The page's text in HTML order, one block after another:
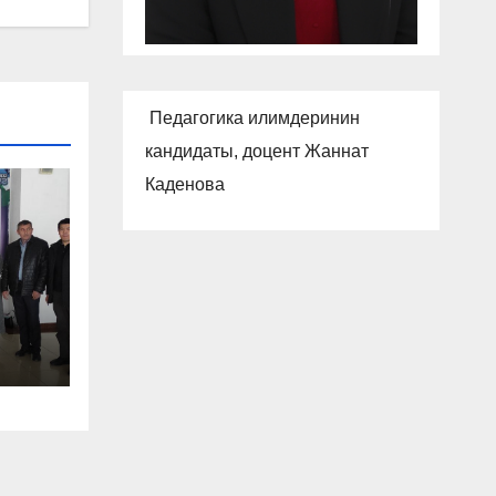
Педагогика илимдеринин
кандидаты, доцент Жаннат
Каденова